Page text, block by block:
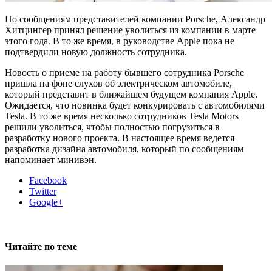
По сообщениям представителей компании Porsche, Александр
Хитцингер принял решение уволиться из компании в марте
этого года. В то же время, в руководстве Apple пока не
подтвердили новую должность сотрудника.
Новость о приеме на работу бывшего сотрудника Porsche
пришла на фоне слухов об электрическом автомобиле,
который представит в ближайшем будущем компания Apple.
Ожидается, что новинка будет конкурировать с автомобилями
Tesla. В то же время несколько сотрудников Tesla Motors
решили уволиться, чтобы полностью погрузиться в
разработку нового проекта. В настоящее время ведется
разработка дизайна автомобиля, который по сообщениям
напоминает минивэн.
Facebook
Twitter
Google+
Читайте по теме